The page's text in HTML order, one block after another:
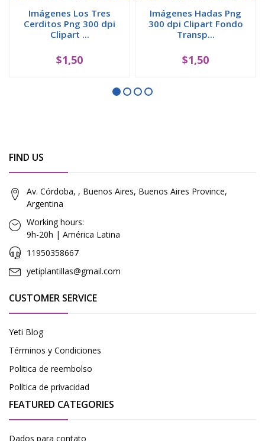
Imágenes Los Tres
Cerditos Png 300 dpi
Clipart ...
$1,50
Imágenes Hadas Png
300 dpi Clipart Fondo
Transp...
$1,50
FIND US
Av. Córdoba, , Buenos Aires, Buenos Aires Province,
Argentina
Working hours:
9h-20h | América Latina
11950358667
yetiplantillas@gmail.com
CUSTOMER SERVICE
Yeti Blog
Términos y Condiciones
Politica de reembolso
Política de privacidad
FEATURED CATEGORIES
Dados para contato